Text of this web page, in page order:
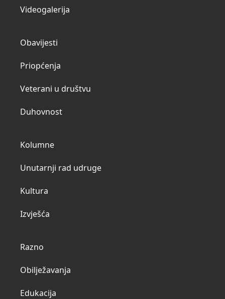
Videogalerija
Obavijesti
Priopćenja
Veterani u društvu
Duhovnost
Kolumne
Unutarnji rad udruge
Kultura
Izvješća
Razno
Obilježavanja
Edukacija